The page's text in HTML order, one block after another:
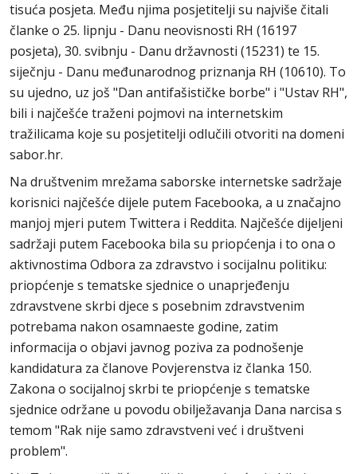
tisuća posjeta. Među njima posjetitelji su najviše čitali
članke o 25. lipnju - Danu neovisnosti RH (16197
posjeta), 30. svibnju - Danu državnosti (15231) te 15.
siječnju - Danu međunarodnog priznanja RH (10610). To
su ujedno, uz još "Dan antifašističke borbe" i "Ustav RH",
bili i najčešće traženi pojmovi na internetskim
tražilicama koje su posjetitelji odlučili otvoriti na domeni
sabor.hr.
Na društvenim mrežama saborske internetske sadržaje
korisnici najčešće dijele putem Facebooka, a u značajno
manjoj mjeri putem Twittera i Reddita. Najčešće dijeljeni
sadržaji putem Facebooka bila su priopćenja i to ona o
aktivnostima Odbora za zdravstvo i socijalnu politiku:
priopćenje s tematske sjednice o unaprjeđenju
zdravstvene skrbi djece s posebnim zdravstvenim
potrebama nakon osamnaeste godine, zatim
informacija o objavi javnog poziva za podnošenje
kandidatura za članove Povjerenstva iz članka 150.
Zakona o socijalnoj skrbi te priopćenje s tematske
sjednice održane u povodu obilježavanja Dana narcisa s
temom "Rak nije samo zdravstveni već i društveni
problem".